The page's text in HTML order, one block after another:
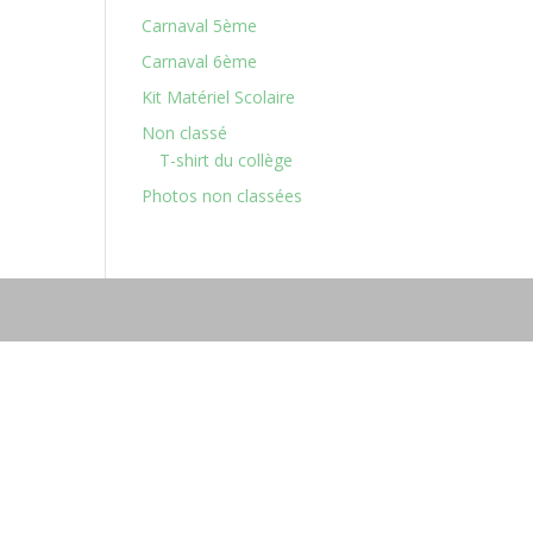
Carnaval 5ème
Carnaval 6ème
Kit Matériel Scolaire
Non classé
T-shirt du collège
Photos non classées